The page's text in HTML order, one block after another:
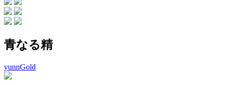
青なる精
yunnGold